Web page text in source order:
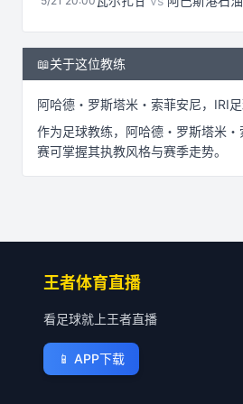
📖关于这位教练
阿哈德・罗斯塔米・索菲安尼， IRI
作为足球教练， 阿哈德・罗斯塔米・
赛可掌握其执教风格与赛季走势。
王者体育直播
看足球就上王者直播
📱 APP下载